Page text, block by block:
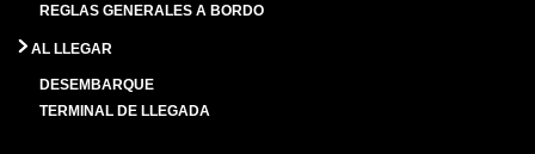
REGLAS GENERALES A BORDO
AL LLEGAR
DESEMBARQUE
TERMINAL DE LLEGADA